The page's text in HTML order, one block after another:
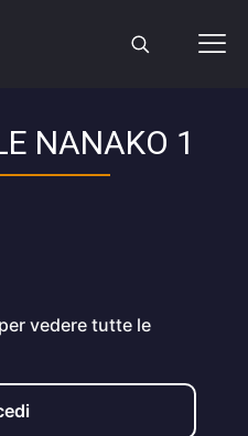
NANAKO 1
vedere tutte le